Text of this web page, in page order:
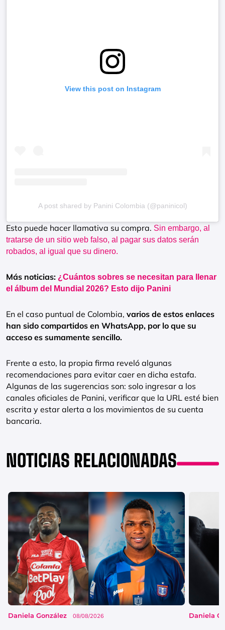
View this post on Instagram
A post shared by Panini Colombia (@paninicol)
Esto puede hacer llamativa su compra. Sin embargo, al
tratarse de un sitio web falso, al pagar sus datos serán
robados, al igual que su dinero.
Más noticias: ¿Cuántos sobres se necesitan para llenar
el álbum del Mundial 2026? Esto dijo Panini
En el caso puntual de Colombia, varios de estos enlaces
han sido compartidos en WhatsApp, por lo que su
acceso es sumamente sencillo.
Frente a esto, la propia firma reveló algunas
recomendaciones para evitar caer en dicha estafa.
Algunas de las sugerencias son: solo ingresar a los
canales oficiales de Panini, verificar que la URL esté bien
escrita y estar alerta a los movimientos de su cuenta
bancaria.
NOTICIAS RELACIONADAS
Daniela González 08/08/2026 Daniela